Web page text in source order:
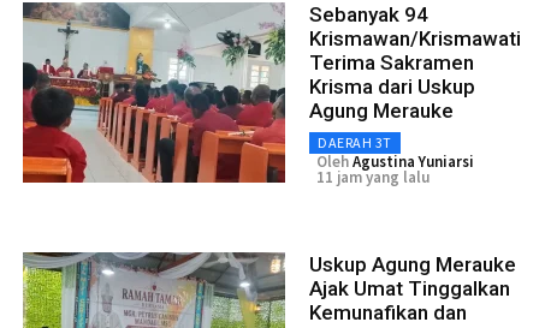
Sebanyak 94
Krismawan/Krismawati
Terima Sakramen
Krisma dari Uskup
Agung Merauke
DAERAH 3T
OlehAgustina Yuniarsi
11 jam yang lalu
Uskup Agung Merauke
Ajak Umat Tinggalkan
Kemunafikan dan